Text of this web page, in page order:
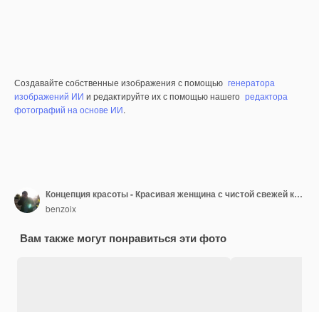
Создавайте собственные изображения с помощью генератора
изображений ИИ и редактируйте их с помощью нашего редактора
фотографий на основе ИИ.
Концепция красоты - Красивая женщина с чистой свежей кожей закрыть на розовой студии. Уход за кожей лица. Косметология.
benzoix
Вам также могут понравиться эти фото